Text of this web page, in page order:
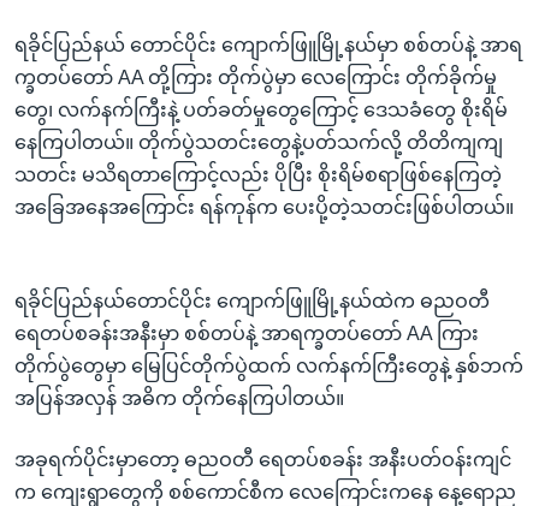
နေရာ
သို့
ကျော်
ရန်
ရခိုင်ပြည်နယ် တောင်ပိုင်း ကျောက်ဖြူမြို့နယ်မှာ စစ်တပ်နဲ့ အာရ
က္ခတပ်တော် AA တို့ကြား တိုက်ပွဲမှာ လေကြောင်း တိုက်ခိုက်မှု
တွေ၊ လက်နက်ကြီးနဲ့ ပတ်ခတ်မှုတွေကြောင့် ဒေသခံတွေ စိုးရိမ်
နေကြပါတယ်။ တိုက်ပွဲသတင်းတွေနဲ့ပတ်သက်လို့ တိတိကျကျ
သတင်း မသိရတာကြောင့်လည်း ပိုပြီး စိုးရိမ်စရာဖြစ်နေကြတဲ့
အခြေအနေအကြောင်း ရန်ကုန်က ပေးပို့တဲ့သတင်းဖြစ်ပါတယ်။
ရခိုင်ပြည်နယ်တောင်ပိုင်း ကျောက်ဖြူမြို့နယ်ထဲက ဓညဝတီ
ရေတပ်စခန်းအနီးမှာ စစ်တပ်နဲ့ အာရက္ခတပ်တော် AA ကြား
တိုက်ပွဲတွေမှာ မြေပြင်တိုက်ပွဲထက် လက်နက်ကြီးတွေနဲ့ နှစ်ဘက်
အပြန်အလှန် အဓိက တိုက်နေကြပါတယ်။
အခုရက်ပိုင်းမှာတော့ ဓညဝတီ ရေတပ်စခန်း အနီးပတ်ဝန်းကျင်
က ကျေးရွာတွေကို စစ်ကောင်စီက လေကြောင်းကနေ နေ့ရောည